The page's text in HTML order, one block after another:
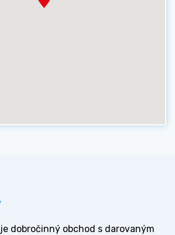
dobročinný obchod s darovaným